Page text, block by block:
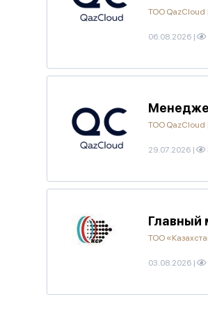
ТОО QazCloud
06.08.2026 |
ТОО QazCloud
29.07.2026 |
Главный
ТОО
03.08.2026 |